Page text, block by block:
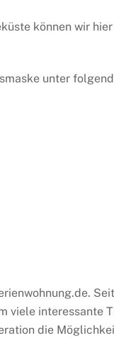
können wir
unter
viele interessante
die